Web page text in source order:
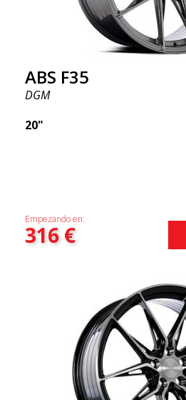
ABS F35
DGM
20"
Empezando en:
316€